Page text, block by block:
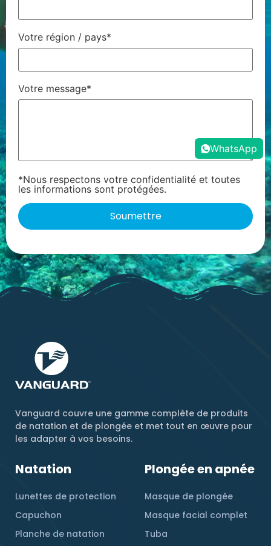
Votre région / pays*
Votre message*
*Nous respectons votre confidentialité et toutes
les informations sont protégées.
Vanguard couvre une gamme complète de produits
de natation et de plongée et met tout en œuvre pour
les adapter à vos besoins.
Natation
Lunettes de protection
Capuchon
Planche de natation
Plongée en apnée
Masque de plongée
Masque facial complet
Tuba
WhatsApp